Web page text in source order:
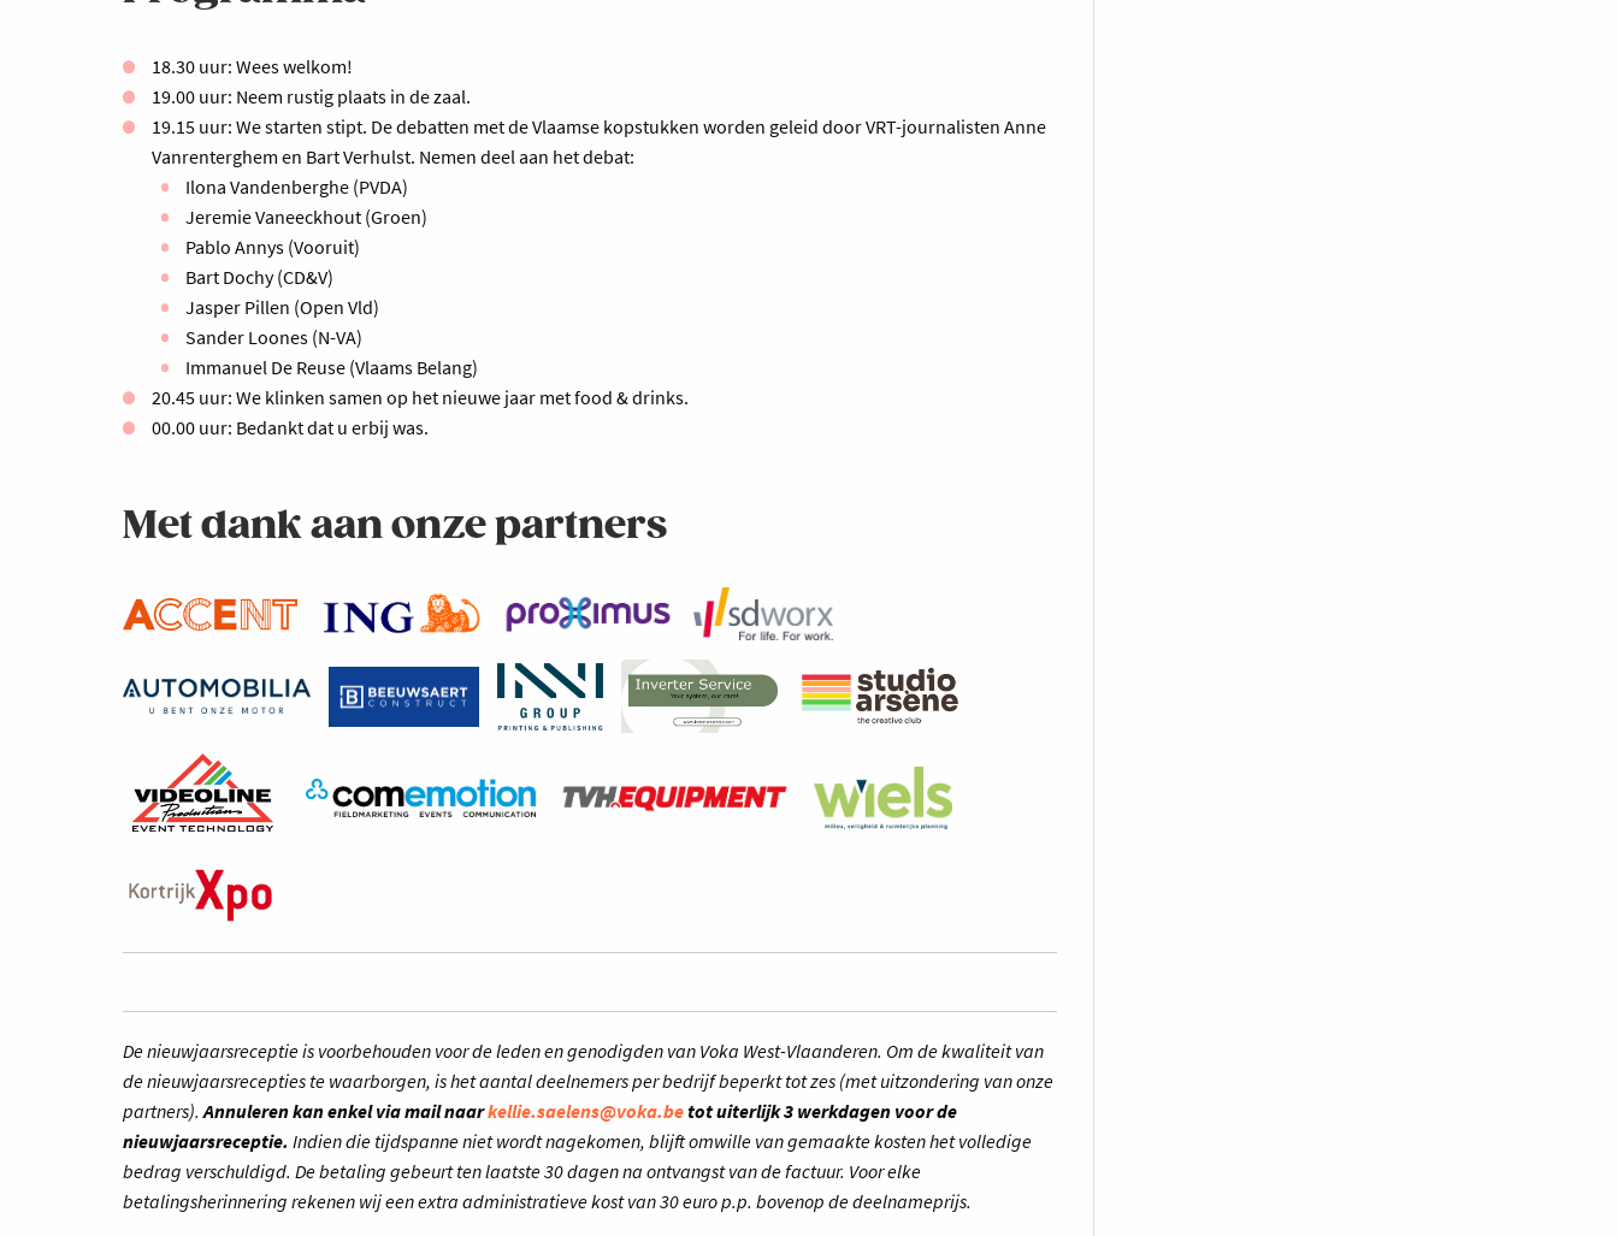
18.30 uur: Wees welkom!
19.00 uur: Neem rustig plaats in de zaal.
19.15 uur: We starten stipt. De debatten met de Vlaamse kopstukken worden geleid door VRT-journalisten Anne
Vanrenterghem en Bart Verhulst. Nemen deel aan het debat:
Ilona Vandenberghe (PVDA)
Jeremie Vaneeckhout (Groen)
Pablo Annys (Vooruit)
Bart Dochy (CD&V)
Jasper Pillen (Open Vld)
Sander Loones (N-VA)
Immanuel De Reuse (Vlaams Belang)
20.45 uur: We klinken samen op het nieuwe jaar met food & drinks.
00.00 uur: Bedankt dat u erbij was.
Met dank aan onze partners
De nieuwjaarsreceptie is voorbehouden voor de leden en genodigden van Voka West-Vlaanderen. Om de kwaliteit van
de nieuwjaarsrecepties te waarborgen, is het aantal deelnemers per bedrijf beperkt tot zes (met uitzondering van onze
partners).Annuleren kan enkel via mail naarkellie.saelens@voka.betot uiterlijk 3 werkdagen voor de
nieuwjaarsreceptie. Indien die tijdspanne niet wordt nagekomen, blijft omwille van gemaakte kosten het volledige
bedrag verschuldigd. De betaling gebeurt ten laatste 30 dagen na ontvangst van de factuur. Voor elke
betalingsherinnering rekenen wij een extra administratieve kost van 30 euro p.p. bovenop de deelnameprijs.